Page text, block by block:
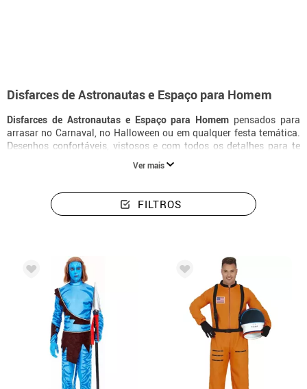
Disfarces de Astronautas e Espaço para Homem
Disfarces de Astronautas e Espaço para Homem pensados para
arrasar no Carnaval, no Halloween ou em qualquer festa temática.
Desenhos confortáveis, vistosos e com todos os detalhes para te
transformares na tua personagem favorita.
Ver mais
FILTROS